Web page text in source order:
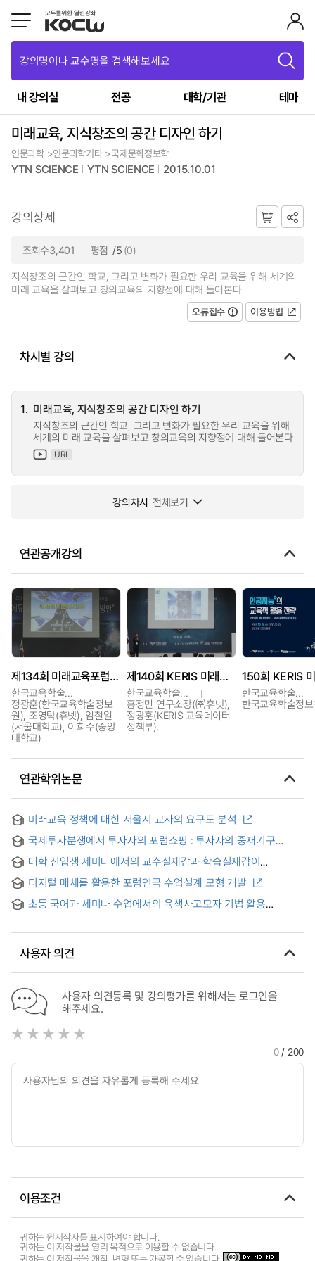
강의명이나 교수명을 검색해보세요
내 강의실 전공 대학/기관 테마
미래교육, 지식창조의 공간 디자인 하기
인문과학 >인문과학기타 >국제문화정보학
YTN SCIENCE YTN SCIENCE 2015.10.01
강의상세
조회수3,401 평점 /5 (0)
지식창조의 근간인 학교, 그리고 변화가 필요한 우리 교육을 위해 세계의
미래 교육을 살펴보고 창의교육의 지향점에 대해 들어본다
오류접수
이용방법
차시별 강의
1. 미래교육, 지식창조의 공간 디자인 하기
지식창조의 근간인 학교, 그리고 변화가 필요한 우리 교육을 위해
세계의 미래 교육을 살펴보고 창의교육의 지향점에 대해 들어본다
URL
강의차시 전체보기
연관공개강의
제134회 미래교육포럼 · 공군 HRD 발전 세미나
한국교육학술정보원
정광훈(한국교육학술정보
원), 조영탁(휴넷), 임철일
(서울대학교), 이희수(중앙
대학교)
제140회 KERIS 미래교육포럼 · 2019 공군 HRD 발전 세미나
한국교육학술정보원
홍정민 연구소장(㈜휴넷),
정광훈(KERIS 교육데이터
정책부).
한국교육학술정보원
한국교육학술정
연관학위논문
미래교육 정책에 대한 서울시 교사의 요구도 분석
국제투자분쟁에서 투자자의 포럼쇼핑 : 투자자의 중재기구
선택에 대한 분석
대학 신입생 세미나에서의 교수실재감과 학습실재감이
학습지속의향에 미치는 영향 = The influence of teaching
presence and learning presence on learning persistence
in a freshman seminar
디지털 매체를 활용한 포럼연극 수업설계 모형 개발
초등 국어과 세미나 수업에서의 육색사고모자 기법 활용
Seminar Education Program Utilizing the Strategy of Six
Education
사용자 의견
사용자 의견등록 및 강의평가를 위해서는 로그인을
해주세요.
0/ 200
이용조건
귀하는 원저작자를 표시하여야 합니다.
귀하는 이 저작물을 영리 목적으로 이용할 수 없습니다.